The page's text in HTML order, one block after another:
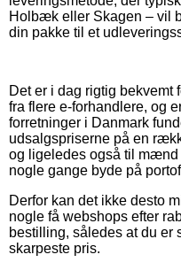
Holbæk eller Skagen – vil
din pakke til et
Det er i dag rigtig bekvemt
fra flere e-forhandlere, og
forretninger i Danmark
udsalgspriserne på en
og ligeledes også til mænd
nogle gange byde på
Derfor kan det ikke desto
nogle få webshops efter
bestilling, således at du er
skarpeste pris.